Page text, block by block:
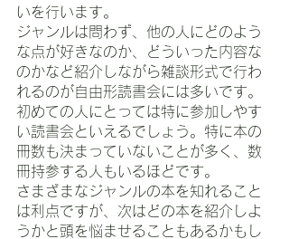
いを行います。
ジャンルは問わず、他の人にどのよう
な点が好きなのか、どういった内容な
のかなど紹介しながら雑談形式で行わ
れるのが自由形読書会には多いです。
初めての人にとっては特に参加しやす
い読書会といえるでしょう。特に本の
冊数も決まっていないことが多く、数
冊持参する人もいるほどです。
さまざまなジャンルの本を知れること
は利点ですが、次はどの本を紹介しよ
うかと頭を悩ませることもあるかもし